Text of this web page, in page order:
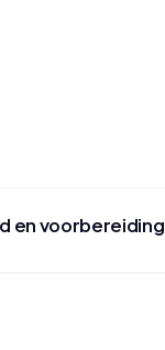
en voorbereiding